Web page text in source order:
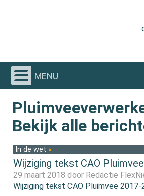
menu
Bekijk alle
In de wet
Wijziging tekst CAO
29 maart 2018 door Redactie
Wijziging tekst CAO Pluimvee 2017-